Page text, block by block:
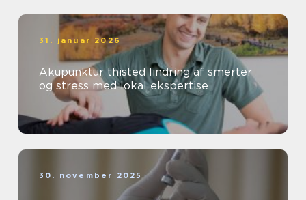
31. januar 2026
Akupunktur thisted lindring af smerter
og stress med lokal ekspertise
30. november 2025